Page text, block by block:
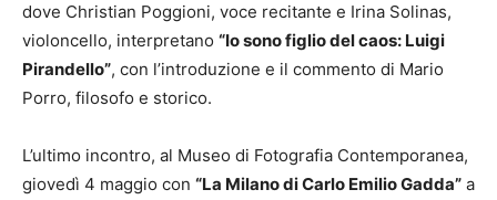
dove Christian Poggioni, voce recitante e Irina Solinas,
violoncello, interpretano “Io sono figlio del caos: Luigi
Pirandello”, con l’introduzione e il commento di Mario
Porro, filosofo e storico.
L’ultimo incontro, al Museo di Fotografia Contemporanea,
giovedì 4 maggio con “La Milano di Carlo Emilio Gadda” a